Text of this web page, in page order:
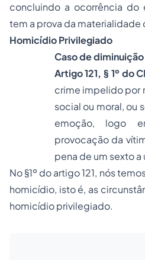
concluindo a ocorrência do
tem a prova da materialidade
Homicídio Privilegiado
Caso de
Artigo 121, § 1º do
crime impelido por
social ou moral, ou
emoção, logo
provocação da
pena de um sexto a
No §1º do artigo 121, nós
homicídio, isto é, as
homicídio privilegiado.